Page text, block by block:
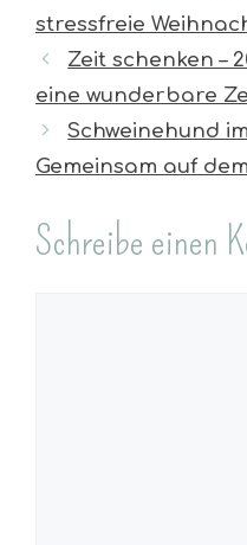
stressfreie
Zeit schenken –
eine wunderbare
Schweinehund
Gemeinsam auf
Schreibe einen